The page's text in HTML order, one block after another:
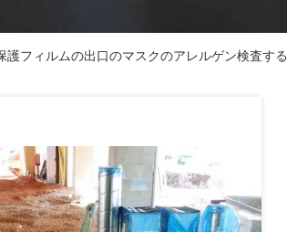
フィルムの出口のマスクのアレルゲン検査する